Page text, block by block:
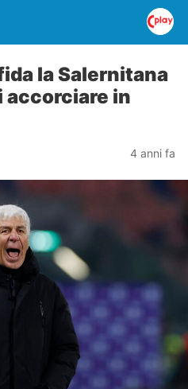
la Salernitana
accorciare in
4 anni fa